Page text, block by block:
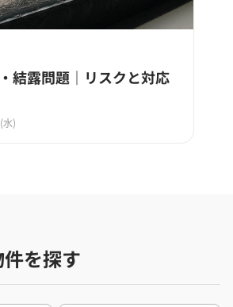
結露問題｜リスクと対応
)
を探す